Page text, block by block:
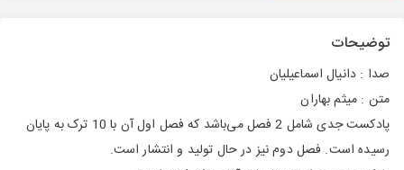
توضیحات
صدا : دانیال اسماعیلیان
متن : میثم بهاران
پادکست جدی شامل 2 فصل می‌باشد که فصل اول آن با 10 ترک به پایان
رسیده است. فصل دوم نیز در حال تولید و انتشار است.